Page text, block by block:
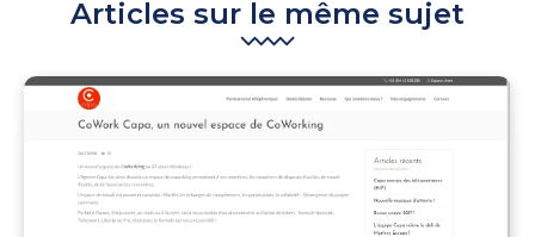
Articles sur le même sujet